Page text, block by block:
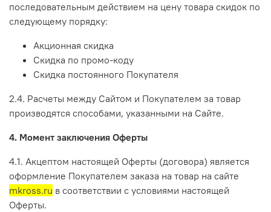
последовательным действием на цену товара скидок по
следующему порядку:
Акционная скидка
Скидка по промо-коду
Скидка постоянного Покупателя
2.4. Расчеты между Сайтом и Покупателем за товар
производятся способами, указанными на Сайте.
4. Момент заключения Оферты
4.1. Акцептом настоящей Оферты (договора) является
оформление Покупателем заказа на товар на сайте
mkross.ru в соответствии с условиями настоящей
Оферты.